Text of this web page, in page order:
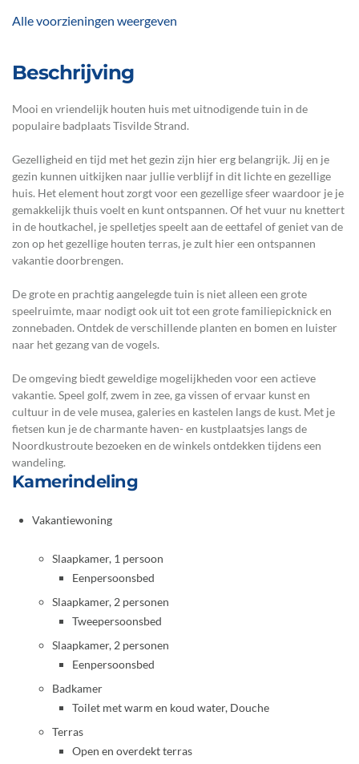
Alle voorzieningen weergeven
Beschrijving
Mooi en vriendelijk houten huis met uitnodigende tuin in de
populaire badplaats Tisvilde Strand.
Gezelligheid en tijd met het gezin zijn hier erg belangrijk. Jij en je
gezin kunnen uitkijken naar jullie verblijf in dit lichte en gezellige
huis. Het element hout zorgt voor een gezellige sfeer waardoor je je
gemakkelijk thuis voelt en kunt ontspannen. Of het vuur nu knettert
in de houtkachel, je spelletjes speelt aan de eettafel of geniet van de
zon op het gezellige houten terras, je zult hier een ontspannen
vakantie doorbrengen.
De grote en prachtig aangelegde tuin is niet alleen een grote
speelruimte, maar nodigt ook uit tot een grote familiepicknick en
zonnebaden. Ontdek de verschillende planten en bomen en luister
naar het gezang van de vogels.
De omgeving biedt geweldige mogelijkheden voor een actieve
vakantie. Speel golf, zwem in zee, ga vissen of ervaar kunst en
cultuur in de vele musea, galeries en kastelen langs de kust. Met je
fietsen kun je de charmante haven- en kustplaatsjes langs de
Noordkustroute bezoeken en de winkels ontdekken tijdens een
wandeling.
Kamerindeling
Vakantiewoning
Slaapkamer, 1 persoon
Eenpersoonsbed
Slaapkamer, 2 personen
Tweepersoonsbed
Slaapkamer, 2 personen
Eenpersoonsbed
Badkamer
Toilet met warm en koud water, Douche
Terras
Open en overdekt terras